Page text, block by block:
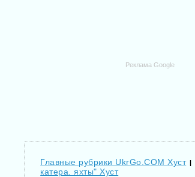
Реклама Google
Главные рубрики UkrGo.COM Хуст |
катера. яхты" Хуст